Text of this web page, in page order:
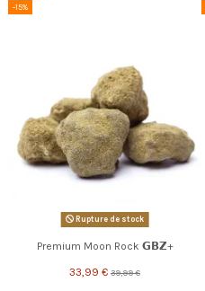
-15%
Rupture de stock
Premium Moon Rock 𝗚𝗕𝗭+
33,99 € 39,99 €